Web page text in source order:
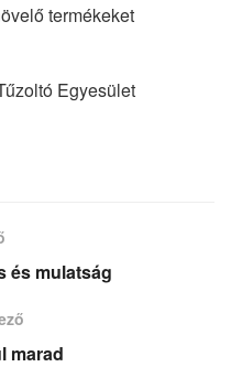
termékeket
Egyesület
és mulatság
marad